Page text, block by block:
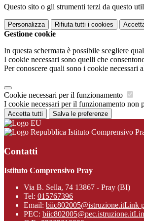
Questo sito o gli strumenti terzi da questo
Personalizza Rifiuta tutti i cookies
Gestione cookie
In questa schermata è possibile scegliere
I cookie necessari sono quelli che
Per conoscere quali sono i cookie necessari
Cookie necessari per il funzionamento
I cookie necessari per il funzionamento non
Accetta tutti Salva le preferenze
Istituto Comprensivo
Contatti
Istituto Comprensivo Pray
Via B. Sella, 74 13867 - Pray (BI)
Tel: 015767396
Email: biic802005@istruzione.itLink
PEC: biic802005@pec.istruzione.it